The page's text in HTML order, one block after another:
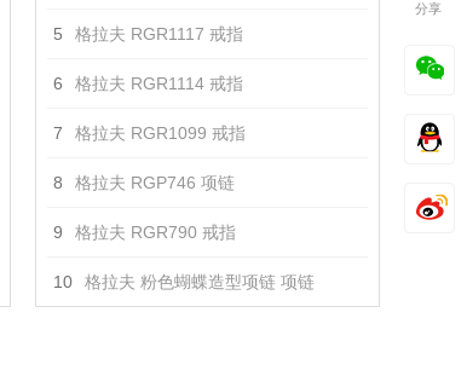
5 格拉夫 RGR1117 戒指
6 格拉夫 RGR1114 戒指
7 格拉夫 RGR1099 戒指
8 格拉夫 RGP746 项链
9 格拉夫 RGR790 戒指
10 格拉夫 粉色蝴蝶造型项链 项链
分享